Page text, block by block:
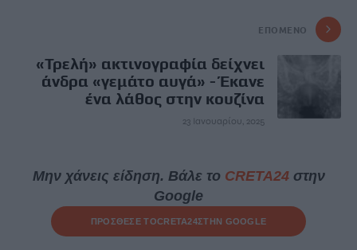
ΕΠΌΜΕΝΟ
«Τρελή» ακτινογραφία δείχνει
άνδρα «γεμάτο αυγά» - Έκανε
ένα λάθος στην κουζίνα
23 Ιανουαρίου, 2025
Μην χάνεις είδηση. Βάλε το CRETA24στην
Google
ΠΡΟΣΘΕΣΕ ΤΟCRETA24ΣΤΗΝ GOOGLE